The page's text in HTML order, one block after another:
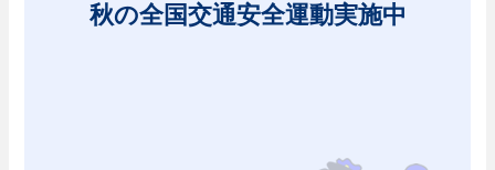
秋の全国交通安全運動実施中